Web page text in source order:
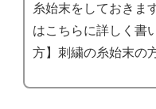
糸始末をしておきま
はこちらに詳しく書
方】刺繍の糸始末の